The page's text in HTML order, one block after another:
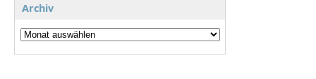
Archiv